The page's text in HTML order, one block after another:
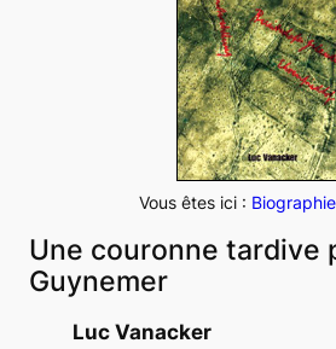
r
c
h
e
r
Vous êtes ici :
Une couronne tardive
Guynemer
Luc Vanacker